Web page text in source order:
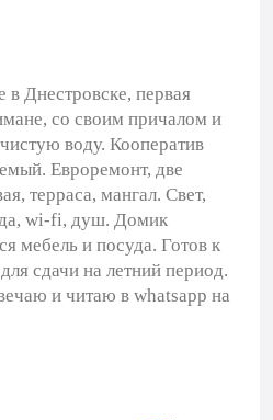
Днестровске, первая
со своим причалом и
воду. Кооператив
Евроремонт, две
терраса, мангал. Свет,
wi-fi, душ. Домик
мебель и посуда. Готов к
сдачи на летний период.
и читаю в whatsapp на